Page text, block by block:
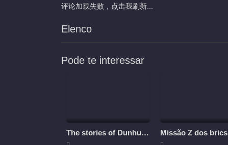
评论加载失败，点击我刷新...
Elenco
Pode te interessar
The stories of Dunhuang Missão Z dos brics